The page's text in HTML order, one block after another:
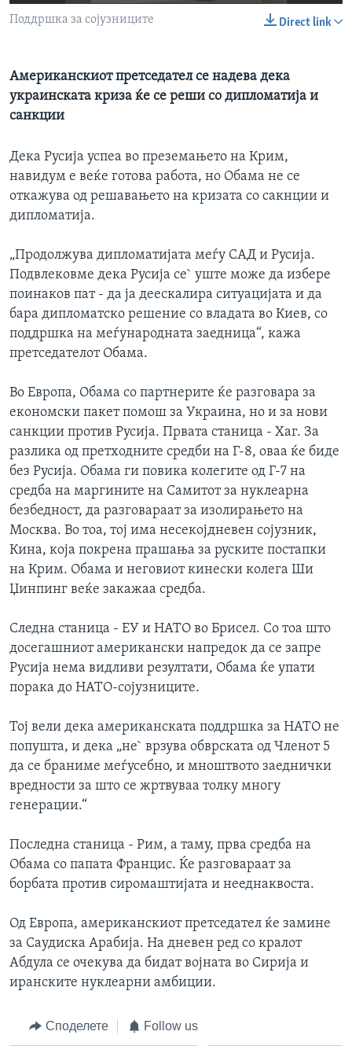
ИНТЕРВЈУА
Јазици
Direct link
Поддршка за сојузниците
Американскиот претседател се надева дека
украинската криза ќе се реши со дипломатија и
санкции
Дека Русија успеа во преземањето на Крим,
навидум е веќе готова работа, но Обама не се
откажува од решавањето на кризата со сакнции и
дипломатија.
„Продолжува дипломатијата меѓу САД и Русија.
Подвлековме дека Русија се` уште може да избере
поинаков пат - да ја деескалира ситуацијата и да
бара дипломатско решение со владата во Киев, со
поддршка на меѓународната заедница“, кажа
претседателот Обама.
Во Европа, Обама со партнерите ќе разговара за
економски пакет помош за Украина, но и за нови
санкции против Русија. Првата станица - Хаг. За
разлика од претходните средби на Г-8, оваа ќе биде
без Русија. Обама ги повика колегите од Г-7 на
средба на маргините на Самитот за нуклеарна
безбедност, да разговараат за изолирањето на
Москва. Во тоа, тој има несекојдневен сојузник,
Кина, која покрена прашања за руските постапки
на Крим. Обама и неговиот кинески колега Ши
Џинпинг веќе закажаа средба.
Следна станица - ЕУ и НАТО во Брисел. Со тоа што
досегашниот американски напредок да се запре
Русија нема видливи резултати, Обама ќе упати
порака до НАТО-сојузниците.
Тој вели дека американската поддршка за НАТО не
попушта, и дека „не` врзува обврската од Членот 5
да се браниме меѓусебно, и мноштвото заеднички
вредности за што се жртвуваа толку многу
генерации.“
Последна станица - Рим, а таму, прва средба на
Обама со папата Францис. Ќе разговараат за
борбата против сиромаштијата и нееднаквоста.
Од Европа, американскиот претседател ќе замине
за Саудиска Арабија. На дневен ред со кралот
Абдула се очекува да бидат војната во Сирија и
иранските нуклеарни амбиции.
Споделете Follow us